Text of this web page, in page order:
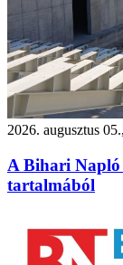
2026. augusztus
A Bihari Napló
tartalmából